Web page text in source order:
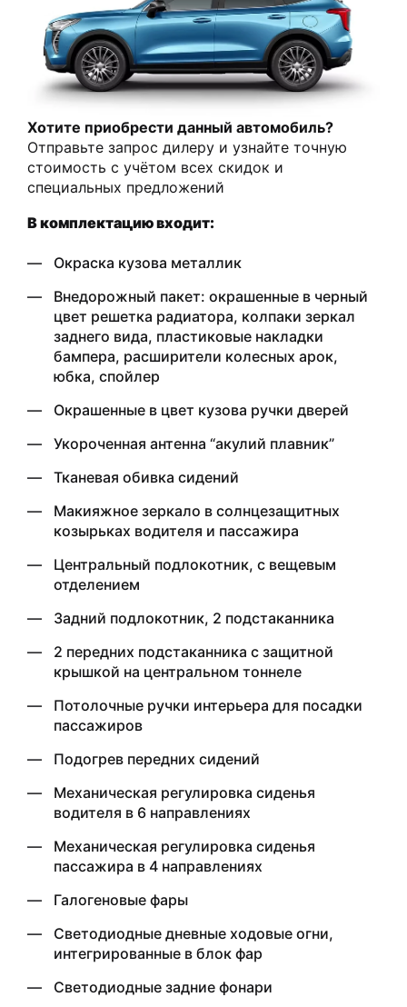
Хотите приобрести данный автомобиль?
Отправьте запрос дилеру и узнайте точную
стоимость с учётом всех скидок и
специальных предложений
В комплектацию входит:
Окраска кузова металлик
Внедорожный пакет: окрашенные в черный
цвет решетка радиатора, колпаки зеркал
заднего вида, пластиковые накладки
бампера, расширители колесных арок,
юбка, спойлер
Окрашенные в цвет кузова ручки дверей
Укороченная антенна “акулий плавник”
Тканевая обивка сидений
Макияжное зеркало в солнцезащитных
козырьках водителя и пассажира
Центральный подлокотник, с вещевым
отделением
Задний подлокотник, 2 подстаканника
2 передних подстаканника с защитной
крышкой на центральном тоннеле
Потолочные ручки интерьера для посадки
пассажиров
Подогрев передних сидений
Механическая регулировка сиденья
водителя в 6 направлениях
Механическая регулировка сиденья
пассажира в 4 направлениях
Галогеновые фары
Светодиодные дневные ходовые огни,
интегрированные в блок фар
Светодиодные задние фонари